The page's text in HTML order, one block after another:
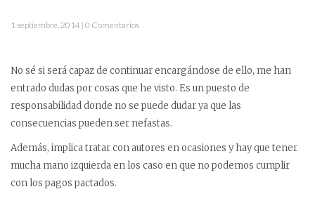
1 septiembre, 2014 | 0 Comentarios
No sé si será capaz de continuar encargándose de ello, me han
entrado dudas por cosas que he visto. Es un puesto de
responsabilidad donde no se puede dudar ya que las
consecuencias pueden ser nefastas.
Además, implica tratar con autores en ocasiones y hay que tener
mucha mano izquierda en los caso en que no podemos cumplir
con los pagos pactados.